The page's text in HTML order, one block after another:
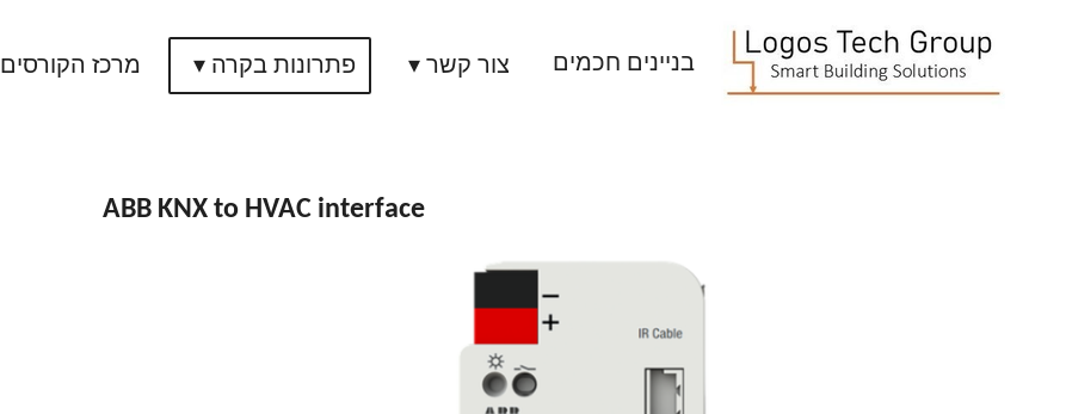
בניינים חכמים צור קשר פתרונות בקרה מרכז הקורסים
ABB KNX to HVAC interface